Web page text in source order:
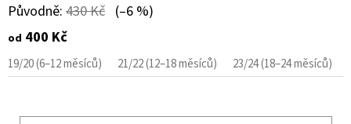
Původně: 430 Kč (–6 %)
od 400 Kč
19/20 (6–12 měsíců) 21/22 (12–18 měsíců) 23/24 (18–24 měsíců)